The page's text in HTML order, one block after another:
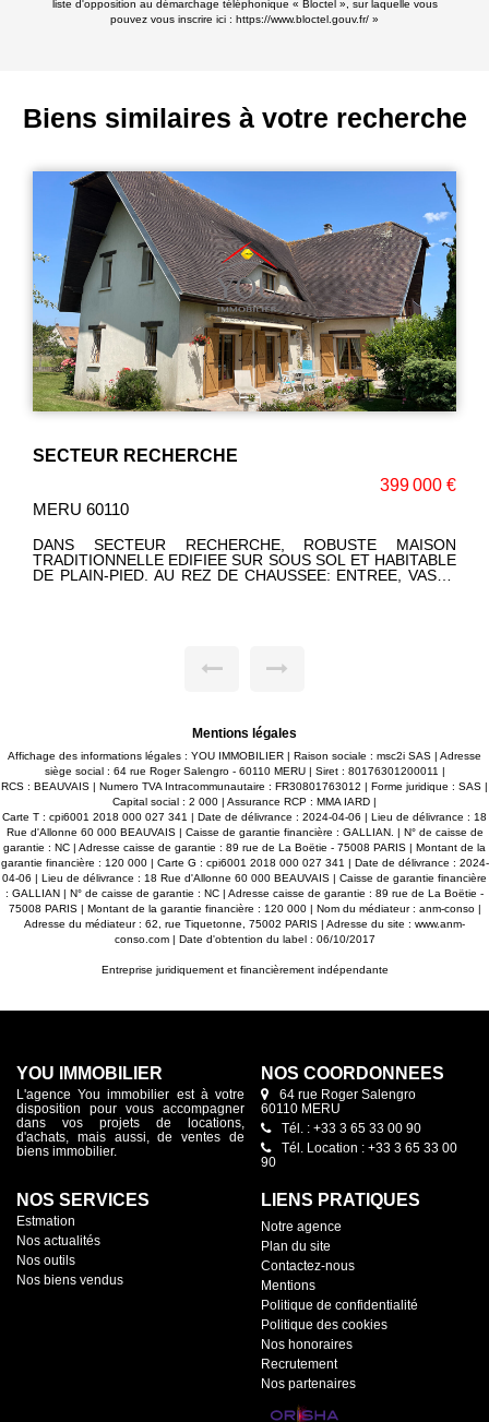
liste d'opposition au démarchage téléphonique « Bloctel », sur laquelle vous
pouvez vous inscrire ici : https://www.bloctel.gouv.fr/ »
Biens similaires à votre recherche
MAISON
HABITABLE
VASTE
MERU
MERU 60110
MERU. EN EXCLUSIVITE CHEZ YOU
PETITE RESIDENCE RECENTE AUX FAIBLES
MAISON DE VILLE AUX BEAUX VOLUMES AVEC
RECENTE, DANS UN ENVIRONNEMENT
Mentions légales
Affichage des informations légales : YOU IMMOBILIER | Raison sociale : msc2i SAS | Adresse
siège social : 64 rue Roger Salengro - 60110 MERU | Siret : 80176301200011 |
RCS : BEAUVAIS | Numero TVA Intracommunautaire : FR30801763012 | Forme juridique : SAS |
Capital social : 2 000 | Assurance RCP : MMA IARD |
Carte T : cpi6001 2018 000 027 341 | Date de délivrance : 2024-04-06 | Lieu de délivrance : 18
Rue d'Allonne 60 000 BEAUVAIS | Caisse de garantie financière : GALLIAN. | N° de caisse de
garantie : NC | Adresse caisse de garantie : 89 rue de La Boëtie - 75008 PARIS | Montant de la
garantie financière : 120 000 | Carte G : cpi6001 2018 000 027 341 | Date de délivrance : 2024-
04-06 | Lieu de délivrance : 18 Rue d'Allonne 60 000 BEAUVAIS | Caisse de garantie financière
: GALLIAN | N° de caisse de garantie : NC | Adresse caisse de garantie : 89 rue de La Boëtie -
75008 PARIS | Montant de la garantie financière : 120 000 | Nom du médiateur : anm-conso |
Adresse du médiateur : 62, rue Tiquetonne, 75002 PARIS | Adresse du site : www.anm-
conso.com| Date d'obtention du label : 06/10/2017
Entreprise juridiquement et financièrement indépendante
YOU IMMOBILIER
L'agence You immobilier est à votre
disposition pour vous accompagner
dans vos projets de locations,
d'achats, mais aussi, de ventes de
biens immobilier.
NOS COORDONNÉES
64 rue Roger Salengro
60110 MERU
Tél. : +33 3 65 33 00 90
Tél. Location : +33 3 65 33 00
90
NOS SERVICES
Estmation
Nos actualités
Nos outils
Nos biens vendus
LIENS PRATIQUES
Notre agence
Plan du site
Contactez-nous
Mentions
Politique de confidentialité
Politique des cookies
Nos honoraires
Recrutement
Nos partenaires